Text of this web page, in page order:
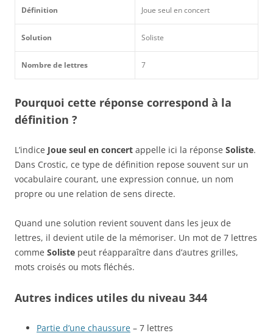
Définition Joue seul en concert
Solution Soliste
Nombre de lettres 7
Pourquoi cette réponse correspond à la
définition ?
L’indice Joue seul en concert appelle ici la réponse Soliste.
Dans Crostic, ce type de définition repose souvent sur un
vocabulaire courant, une expression connue, un nom
propre ou une relation de sens directe.
Quand une solution revient souvent dans les jeux de
lettres, il devient utile de la mémoriser. Un mot de 7 lettres
comme Soliste peut réapparaître dans d’autres grilles,
mots croisés ou mots fléchés.
Autres indices utiles du niveau 344
Partie d’une chaussure – 7 lettres